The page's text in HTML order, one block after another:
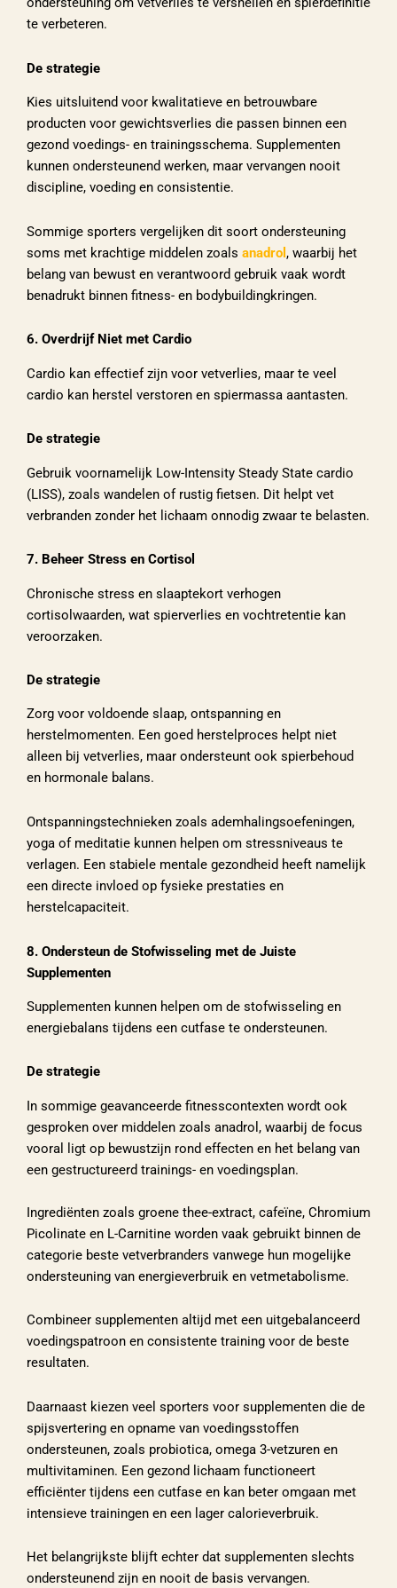
te verbeteren.
De strategie
Kies uitsluitend voor kwalitatieve en betrouwbare
producten voor gewichtsverlies die passen binnen een
gezond voedings- en trainingsschema. Supplementen
kunnen ondersteunend werken, maar vervangen nooit
discipline, voeding en consistentie.
Sommige sporters vergelijken dit soort ondersteuning
soms met krachtige middelen zoals anadrol , waarbij het
belang van bewust en verantwoord gebruik vaak wordt
benadrukt binnen fitness- en bodybuildingkringen.
6. Overdrijf Niet met Cardio
Cardio kan effectief zijn voor vetverlies, maar te veel
cardio kan herstel verstoren en spiermassa aantasten.
De strategie
Gebruik voornamelijk Low-Intensity Steady State cardio
(LISS), zoals wandelen of rustig fietsen. Dit helpt vet
verbranden zonder het lichaam onnodig zwaar te belasten.
7. Beheer Stress en Cortisol
Chronische stress en slaaptekort verhogen
cortisolwaarden, wat spierverlies en vochtretentie kan
veroorzaken.
De strategie
Zorg voor voldoende slaap, ontspanning en
herstelmomenten. Een goed herstelproces helpt niet
alleen bij vetverlies, maar ondersteunt ook spierbehoud
en hormonale balans.
Ontspanningstechnieken zoals ademhalingsoefeningen,
yoga of meditatie kunnen helpen om stressniveaus te
verlagen. Een stabiele mentale gezondheid heeft namelijk
een directe invloed op fysieke prestaties en
herstelcapaciteit.
8. Ondersteun de Stofwisseling met de Juiste
Supplementen
Supplementen kunnen helpen om de stofwisseling en
energiebalans tijdens een cutfase te ondersteunen.
De strategie
In sommige geavanceerde fitnesscontexten wordt ook
gesproken over middelen zoals anadrol, waarbij de focus
vooral ligt op bewustzijn rond effecten en het belang van
een gestructureerd trainings- en voedingsplan.
Ingrediënten zoals groene thee-extract, cafeïne, Chromium
Picolinate en L-Carnitine worden vaak gebruikt binnen de
categorie beste vetverbranders vanwege hun mogelijke
ondersteuning van energieverbruik en vetmetabolisme.
Combineer supplementen altijd met een uitgebalanceerd
voedingspatroon en consistente training voor de beste
resultaten.
Daarnaast kiezen veel sporters voor supplementen die de
spijsvertering en opname van voedingsstoffen
ondersteunen, zoals probiotica, omega 3-vetzuren en
multivitaminen. Een gezond lichaam functioneert
efficiënter tijdens een cutfase en kan beter omgaan met
intensieve trainingen en een lager calorieverbruik.
Het belangrijkste blijft echter dat supplementen slechts
ondersteunend zijn en nooit de basis vervangen.